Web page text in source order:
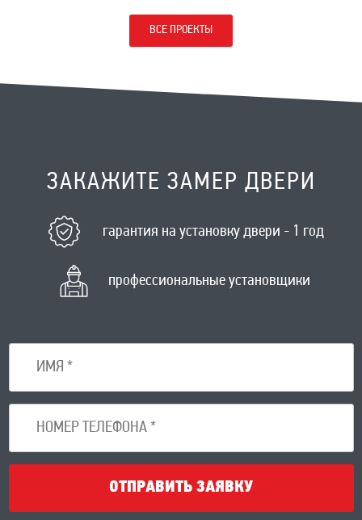
ВСЕ ПРОЕКТЫ
ЗАКАЖИТЕ ЗАМЕР ДВЕРИ
гарантия на установку двери - 1 год
профессиональные установщики
ОТПРАВИТЬ ЗАЯВКУ